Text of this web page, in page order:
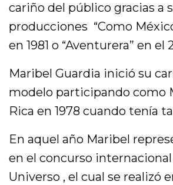
cariño del público gracias a
producciones “Como
en 1981 o “Aventurera” en el
Maribel Guardia inició su
modelo participando como
Rica en 1978 cuando tenía
En aquel año Maribel
en el concurso
Universo , el cual se realizó